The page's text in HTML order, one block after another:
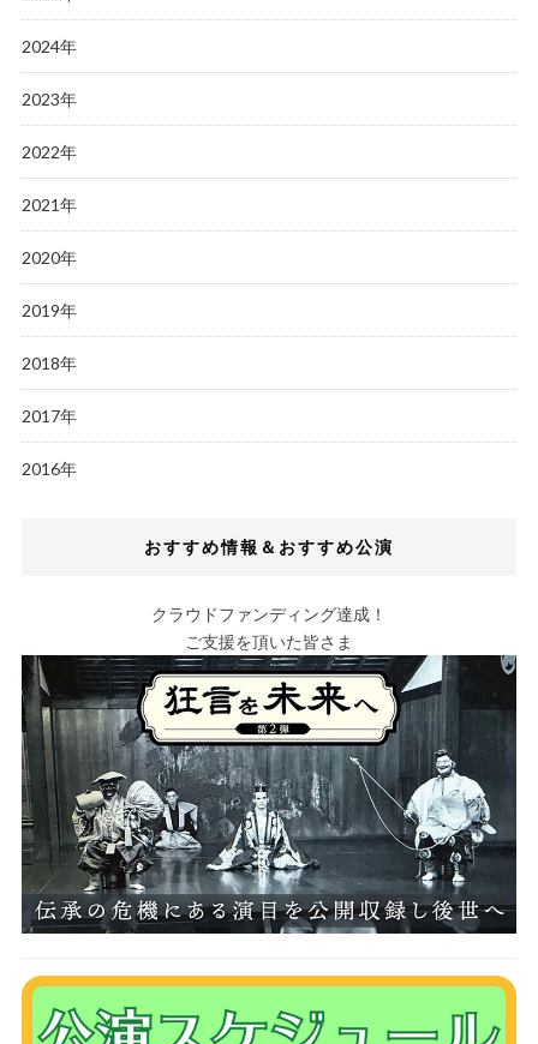
2024年
2023年
2022年
2021年
2020年
2019年
2018年
2017年
2016年
おすすめ情報＆おすすめ公演
クラウドファンディング達成！
ご支援を頂いた皆さま